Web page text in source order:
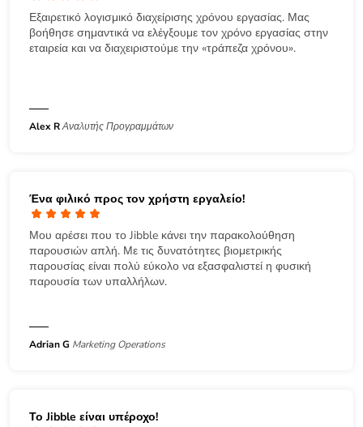
Εξαιρετικό λογισμικό διαχείρισης χρόνου εργασίας. Μας
βοήθησε σημαντικά να ελέγξουμε τον χρόνο εργασίας στην
εταιρεία και να διαχειριστούμε την «τράπεζα χρόνου».
Alex RΑναλυτής Προγραμμάτων
Ένα φιλικό προς τον χρήστη εργαλείο!
Μου αρέσει που το Jibble κάνει την παρακολούθηση
παρουσιών απλή. Με τις δυνατότητες βιομετρικής
παρουσίας είναι πολύ εύκολο να εξασφαλιστεί η φυσική
παρουσία των υπαλλήλων.
Adrian G Marketing Operations
Το Jibble είναι υπέροχο!